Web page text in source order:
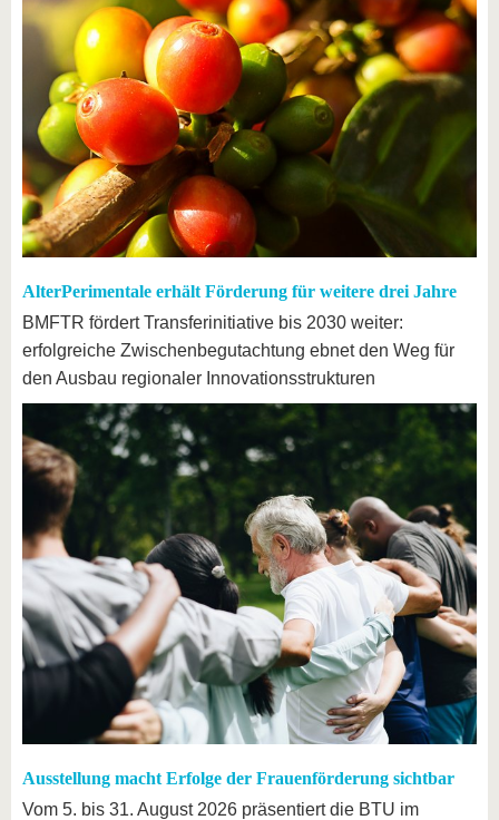
AlterPerimentale erhält Förderung für weitere drei Jahre
BMFTR fördert Transferinitiative bis 2030 weiter:
erfolgreiche Zwischenbegutachtung ebnet den Weg für
den Ausbau regionaler Innovationsstrukturen
Ausstellung macht Erfolge der Frauenförderung sichtbar
Vom 5. bis 31. August 2026 präsentiert die BTU im